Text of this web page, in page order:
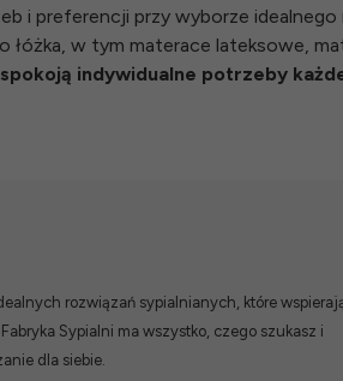
i preferencji przy wyborze idealnego
łóżka , w tym materace lateksowe
indywidualne potrzeby
rozwiązań sypialnianych, które
Sypialni ma wszystko, czego szukasz i
dla siebie.